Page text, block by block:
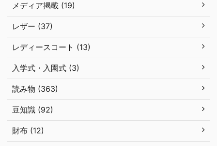
メディア掲載 (19)
レザー (37)
レディースコート (13)
入学式・入園式 (3)
読み物 (363)
豆知識 (92)
財布 (12)